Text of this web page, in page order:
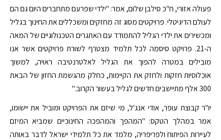
פעולה אזורי, ח"כ סילבן שלום, אמר: "ילדי שפרעם מתחברים היום גם הם
לעולם הדיגיטלי. פרויקטים מסוג זה מחזקים ומשכללים את החינוך בגליל
ומכשירים את ילדי הגליל להתמודד עם האתגרים הטכנולוגיים של המאה
ה-21. פרויקט סיסמה לכל תלמיד מצטרף לשורת פרויקטים אשר אנו
מובילים במטרה להפוך את הגליל לאלטרנטיבה ראויה, למשוך
אוכלוסיות חזקות ולחזק את הקיימות, כחלק מהגשמת החזון של הבאת
300 אלף מתיישבים חדשים לגליל בעשור הקרוב."
יו"ר קבוצת עופר, אודי אנג'ל, מי שיזם את הפרויקט ומוביל את יישומו,
אמר במהלך הטקס: "המהפך והמהפכה החינוכיים שמביא המיזם
לעיירות הפיתוח ולפריפריה, מלמד את כל תלמידי ישראל לדבר באותה